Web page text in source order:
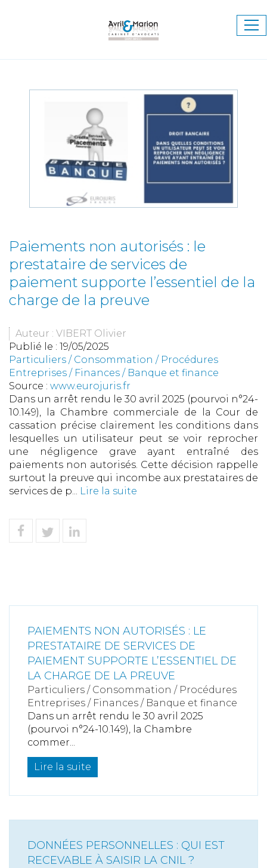
Paiements non autorisés : le
prestataire de services de
paiement supporte l’essentiel de la
charge de la preuve
Auteur : VIBERT Olivier
Publié le : 19/05/2025
Particuliers / Consommation / Procédures
Entreprises / Finances / Banque et finance
Source : www.eurojuris.fr
Dans un arrêt rendu le 30 avril 2025 (pourvoi n°24-
10.149), la Chambre commerciale de la Cour de
cassation précise clairement les conditions dans
lesquelles un utilisateur peut se voir reprocher
une négligence grave ayant entraîné des
paiements non autorisés. Cette décision rappelle
surtout la preuve qui incombe aux prestataires de
services de p... Lire la suite
PAIEMENTS NON AUTORISÉS : LE
PRESTATAIRE DE SERVICES DE
PAIEMENT SUPPORTE L’ESSENTIEL DE
LA CHARGE DE LA PREUVE
Particuliers / Consommation / Procédures
Entreprises / Finances / Banque et finance
Dans un arrêt rendu le 30 avril 2025
(pourvoi n°24-10.149), la Chambre
commer...
Lire la suite
DONNÉES PERSONNELLES : QUI EST
RECEVABLE À SAISIR LA CNIL ?